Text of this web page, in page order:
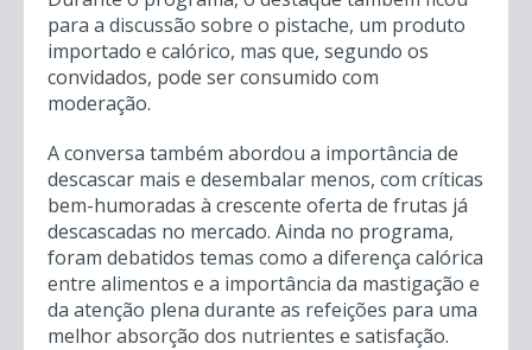
para a discussão sobre o pistache, um produto
importado e calórico, mas que, segundo os
convidados, pode ser consumido com
moderação.
A conversa também abordou a importância de
descascar mais e desembalar menos, com críticas
bem-humoradas à crescente oferta de frutas já
descascadas no mercado. Ainda no programa,
foram debatidos temas como a diferença calórica
entre alimentos e a importância da mastigação e
da atenção plena durante as refeições para uma
melhor absorção dos nutrientes e satisfação.